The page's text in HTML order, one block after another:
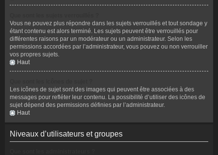
Vous ne pouvez plus répondre dans les sujets verrouillés et tout sondage y
étant contenu est alors terminé. Les sujets peuvent être verrouillés pour
différentes raisons par un modérateur ou un administrateur. Selon les
permissions accordées par l’administrateur, vous pouvez ou non verrouiller
vos propres sujets.
Haut
Les icônes de sujet sont des images qui peuvent être associées à des
messages pour refléter leur contenu. La possibilité d’utiliser des icônes de
sujet dépend des permissions définies par l’administrateur.
Haut
Niveaux d’utilisateurs et groupes